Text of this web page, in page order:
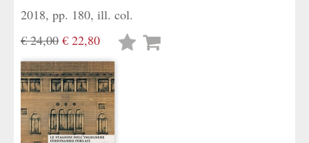
2018, pp. 180, ill. col.
€ 24,00 € 22,80
Lista